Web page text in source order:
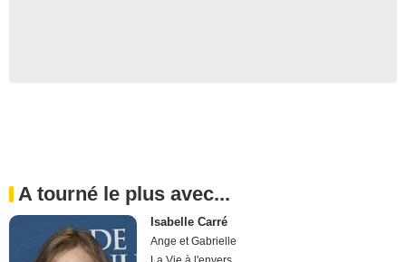
A tourné le plus avec...
Isabelle Carré
Ange et Gabrielle